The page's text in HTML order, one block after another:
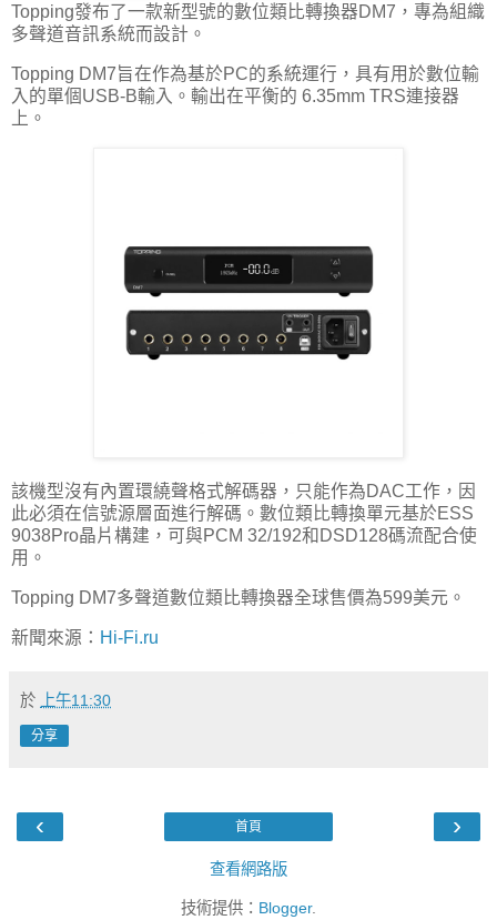
Topping發布了一款新型號的數位類比轉換器DM7，專為組織
多聲道音訊系統而設計。
Topping DM7旨在作為基於PC的系統運行，具有用於數位輸
入的單個USB-B輸入。輸出在平衡的 6.35mm TRS連接器
上。
該機型沒有內置環繞聲格式解碼器，只能作為DAC工作，因
此必須在信號源層面進行解碼。數位類比轉換單元基於ESS
9038Pro晶片構建，可與PCM 32/192和DSD128碼流配合使
用。
Topping DM7多聲道數位類比轉換器全球售價為599美元。
新聞來源： Hi-Fi.ru
於 上午11:30
分享
‹ ›
首頁
查看網路版
技術提供： Blogger.